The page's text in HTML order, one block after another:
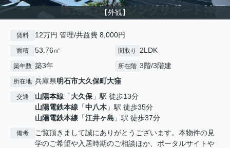
【外観】
賃料 12万円 管理/共益費 8,000円
面積 53.76㎡ 間取り 2LDK
築年数 築3年 所在階 3階/3階建
所在地 兵庫県明石市大久保町大窪
交通 山陽本線 「大久保 」駅 徒歩13分
山陽電鉄本線 「中八木 」駅 徒歩35分
山陽電鉄本線 「江井ヶ島 」駅 徒歩37分
備考
ご覧頂きまして誠にありがとうございます。本物件の見
学のご希望や入居時期のご相談ほか、ポータルサイトや